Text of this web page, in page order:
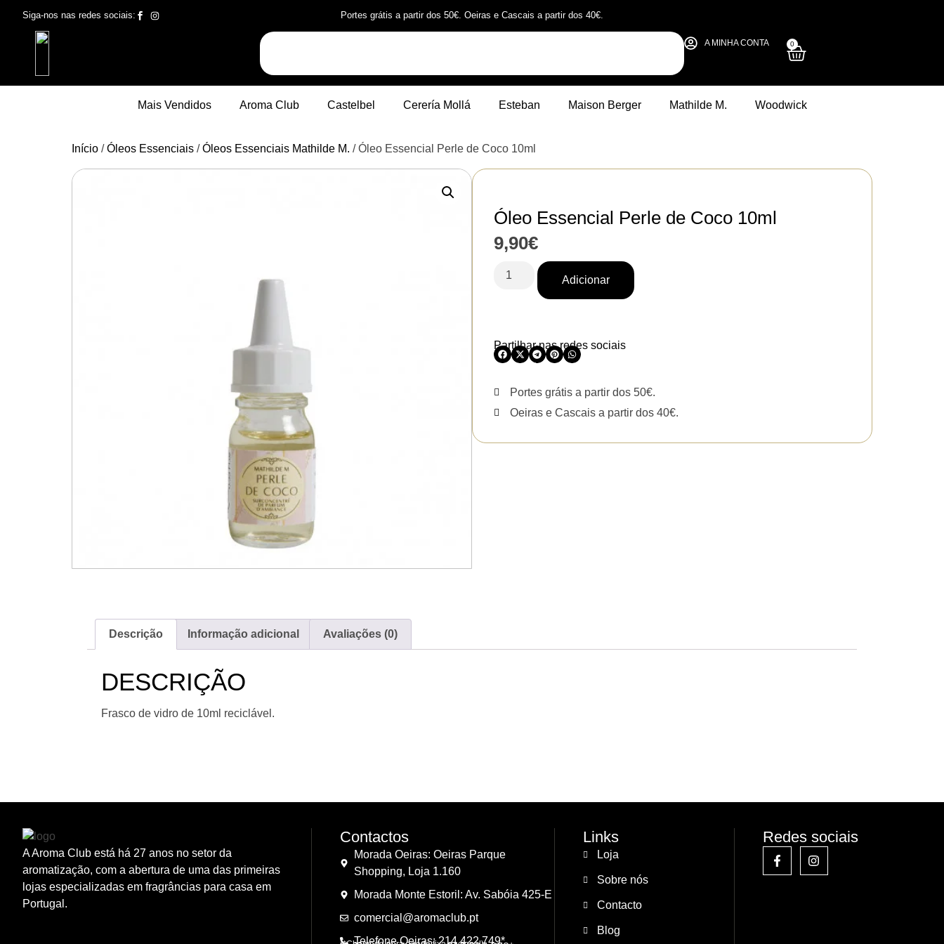
Siga-nos nas redes sociais: Portes grátis a partir dos 50€. Oeiras e Cascais a partir dos 40€.
A MINHA CONTA 0
Mais Vendidos Aroma Club Castelbel Cerería Mollá Esteban Maison Berger Mathilde M. Woodwick
Início /Óleos Essenciais /Óleos Essenciais Mathilde M. / Óleo Essencial Perle de Coco 10ml
Óleo Essencial Perle de Coco 10ml
9,90€
Adicionar
Partilhar nas redes sociais
Portes grátis a partir dos 50€.
Oeiras e Cascais a partir dos 40€.
Descrição Informação adicional Avaliações (0)
DESCRIÇÃO
Frasco de vidro de 10ml reciclável.
A Aroma Club está há 27 anos no setor da
aromatização, com a abertura de uma das primeiras
lojas especializadas em fragrâncias para casa em
Portugal.
Contactos
Morada Oeiras: Oeiras Parque
Shopping, Loja 1.160
Morada Monte Estoril: Av. Sabóia 425-E
comercial@aromaclub.pt
Telefone Oeiras: 214 422 749*
Links
Loja
Sobre nós
Contacto
Blog
Redes sociais